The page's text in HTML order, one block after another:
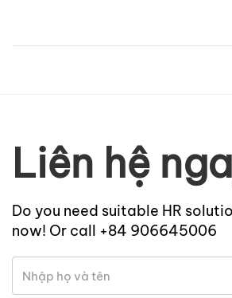
Liên hệ
Do you need suitable HR
now! Or call +84 906645006